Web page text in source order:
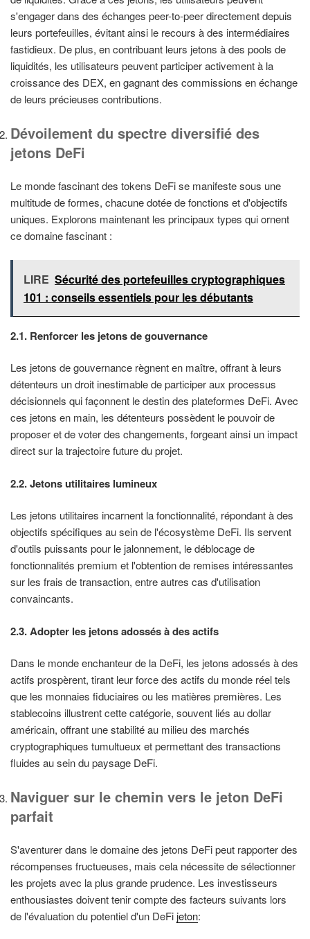
s'engager dans des échanges peer-to-peer directement depuis
leurs portefeuilles, évitant ainsi le recours à des intermédiaires
fastidieux. De plus, en contribuant leurs jetons à des pools de
liquidités, les utilisateurs peuvent participer activement à la
croissance des DEX, en gagnant des commissions en échange
de leurs précieuses contributions.
Dévoilement du spectre diversifié des
jetons DeFi
Le monde fascinant des tokens DeFi se manifeste sous une
multitude de formes, chacune dotée de fonctions et d'objectifs
uniques. Explorons maintenant les principaux types qui ornent
ce domaine fascinant :
LIRE Sécurité des portefeuilles cryptographiques
101 : conseils essentiels pour les débutants
2.1. Renforcer les jetons de gouvernance
Les jetons de gouvernance règnent en maître, offrant à leurs
détenteurs un droit inestimable de participer aux processus
décisionnels qui façonnent le destin des plateformes DeFi. Avec
ces jetons en main, les détenteurs possèdent le pouvoir de
proposer et de voter des changements, forgeant ainsi un impact
direct sur la trajectoire future du projet.
2.2. Jetons utilitaires lumineux
Les jetons utilitaires incarnent la fonctionnalité, répondant à des
objectifs spécifiques au sein de l'écosystème DeFi. Ils servent
d'outils puissants pour le jalonnement, le déblocage de
fonctionnalités premium et l'obtention de remises intéressantes
sur les frais de transaction, entre autres cas d'utilisation
convaincants.
2.3. Adopter les jetons adossés à des actifs
Dans le monde enchanteur de la DeFi, les jetons adossés à des
actifs prospèrent, tirant leur force des actifs du monde réel tels
que les monnaies fiduciaires ou les matières premières. Les
stablecoins illustrent cette catégorie, souvent liés au dollar
américain, offrant une stabilité au milieu des marchés
cryptographiques tumultueux et permettant des transactions
fluides au sein du paysage DeFi.
Naviguer sur le chemin vers le jeton DeFi
parfait
S'aventurer dans le domaine des jetons DeFi peut rapporter des
récompenses fructueuses, mais cela nécessite de sélectionner
les projets avec la plus grande prudence. Les investisseurs
enthousiastes doivent tenir compte des facteurs suivants lors
de l'évaluation du potentiel d'un DeFijeton: